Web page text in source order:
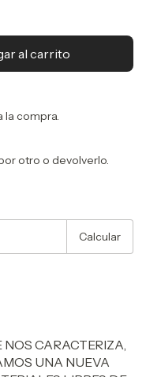
la compra.
otro o devolverlo.
Calcular
CARACTERIZA,
UNA NUEVA